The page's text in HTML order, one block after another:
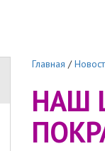
Главная /
НАШ